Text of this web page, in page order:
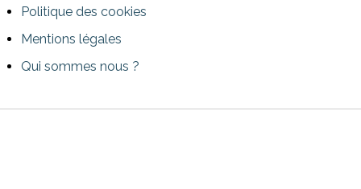
Politique des cookies
Mentions légales
Qui sommes nous ?